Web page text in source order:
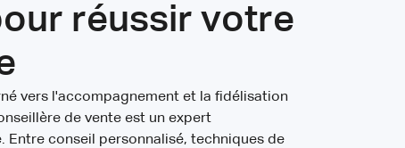
réussir votre
vers l'accompagnement et la fidélisation
de vente est un expert
Entre conseil personnalisé, techniques de